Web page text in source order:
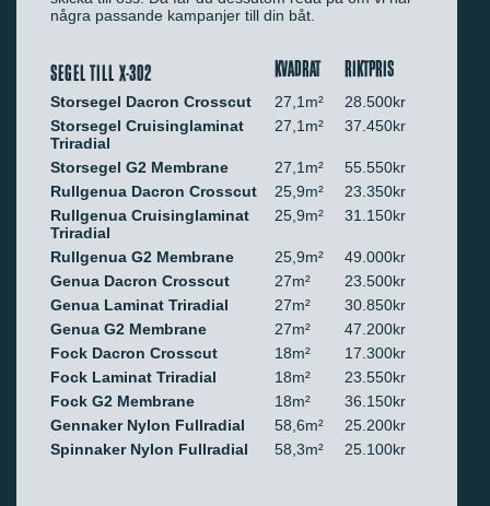
några passande kampanjer till din båt.
SEGEL TILL X-302 KVADRAT RIKTPRIS
Storsegel Dacron Crosscut 27,1m²
28.500kr
Storsegel Cruisinglaminat
Triradial
27,1m² 37.450kr
Storsegel G2 Membrane 27,1m²
55.550kr
Rullgenua Dacron Crosscut
25,9m²
23.350kr
Rullgenua Cruisinglaminat
Triradial
25,9m² 31.150kr
Rullgenua G2 Membrane 25,9m²
49.000kr
Genua Dacron Crosscut
27m²
23.500kr
Genua Laminat Triradial
27m²
30.850kr
Genua G2 Membrane
27m²
47.200kr
Fock Dacron Crosscut
18m²
17.300kr
Fock Laminat Triradial
18m²
23.550kr
Fock G2 Membrane
18m²
36.150kr
Gennaker Nylon Fullradial
58,6m²
25.200kr
Spinnaker Nylon Fullradial
58,3m² 25.100kr